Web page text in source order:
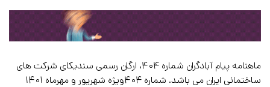
ماهنامه پیام آبادگران شماره ۴۰۴، ارگان رسمی سندیکای شرکت های
ساختمانی ایران می باشد. شماره ۴۰۴ویژه شهریور و مهرماه ۱۴۰۱